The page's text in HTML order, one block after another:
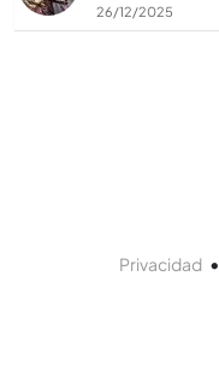
26/12/2025
Privacidad•